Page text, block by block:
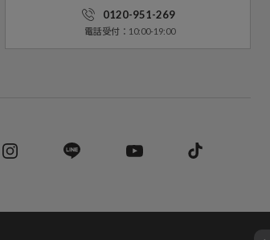
0120-951-269
電話受付：10:00-19:00